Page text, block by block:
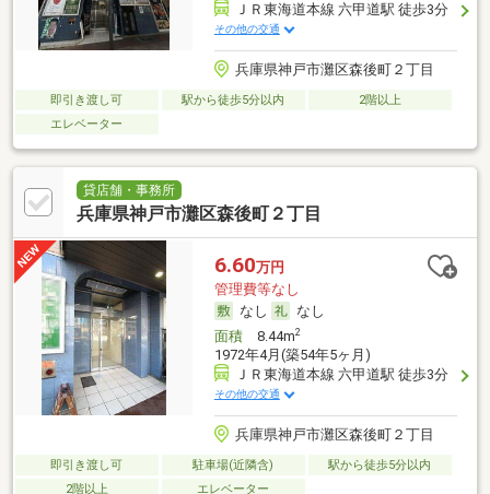
ＪＲ東海道本線 六甲道駅 徒歩3分
その他の交通
兵庫県神戸市灘区森後町２丁目
即引き渡し可 駅から徒歩5分以内
2階以上
エレベーター
貸店舗・事務所
兵庫県神戸市灘区森後町２丁目
6.60万円
管理費等なし
なし
なし
面積8.44m2
1972年4月(築54年5ヶ月)
ＪＲ東海道本線 六甲道駅 徒歩3分
その他の交通
兵庫県神戸市灘区森後町２丁目
即引き渡し可 駐車場(近隣含)
駅から徒歩5分以内
2階以上
エレベーター